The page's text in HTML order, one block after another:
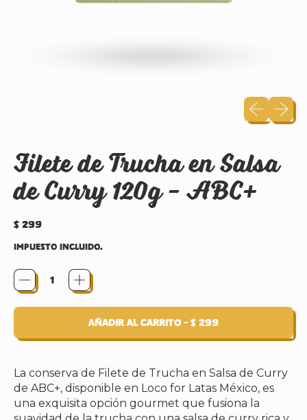
Filete de Trucha en Salsa
de Curry 120g - ABC+
Precio habitual
$ 299
Impuesto incluido.
Cantidad
Añadir al carrito– $ 299
La conserva de Filete de Trucha en Salsa de Curry
de ABC+, disponible en Loco for Latas México, es
una exquisita opción gourmet que fusiona la